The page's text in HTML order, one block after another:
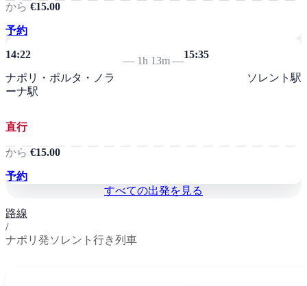
から €15.00
予約
14:22
ナポリ・ポルタ・ノラ
ーナ駅
— 1h 13m —
15:35
ソレント駅
直行
から €15.00
予約
すべての出発を見る
路線
/
ナポリ発ソレント行き列車